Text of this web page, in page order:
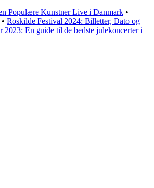
Populære Kunstner Live i Danmark •
• Roskilde Festival 2024: Billetter, Dato og
2023: En guide til de bedste julekoncerter i